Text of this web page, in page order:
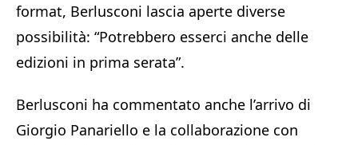
format, Berlusconi lascia aperte diverse
possibilità: “Potrebbero esserci anche delle
edizioni in prima serata”.
Berlusconi ha commentato anche l’arrivo di
Giorgio Panariello e la collaborazione con